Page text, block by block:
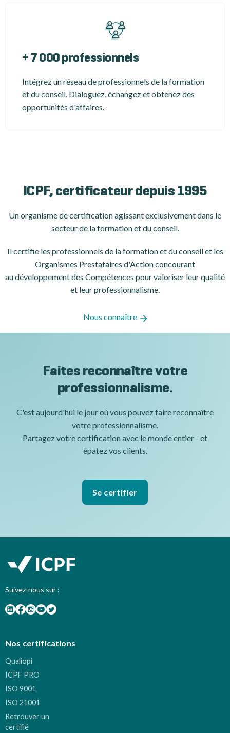
+ 7 000 professionnels
Intégrez un réseau de professionnels de la formation
et du conseil. Dialoguez, échangez et obtenez des
opportunités d'affaires.
ICPF, certificateur depuis 1995
Un organisme de certificationagissant exclusivement dans le
secteur de la formation et du conseil.
Il certifie les professionnels de la formation et du conseil et les
Organismes Prestataires d'Action concourant
au développement des Compétences pour valoriser leur qualité
et leur professionnalisme.
Nous connaître
Faites reconnaître votre
professionnalisme.
C'est aujourd'hui le jour où vous pouvez faire reconnaître
votre professionnalisme.
Partagez votre certification avec le monde entier - et
épatez vos clients.
Se certifier
Suivez-nous sur :
Nos certifications
Qualiopi
ICPF PRO
ISO 9001
ISO 21001
Retrouver un
certifié